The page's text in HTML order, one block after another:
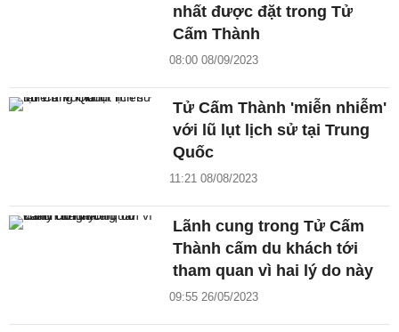
nhất được đặt trong Tử
Cấm Thành
08:00 08/09/2023
Tử Cấm Thành 'miễn nhiễm'
với lũ lụt lịch sử tại Trung
Quốc
11:21 08/08/2023
Lãnh cung trong Tử Cấm
Thành cấm du khách tới
tham quan vì hai lý do này
09:55 26/05/2023